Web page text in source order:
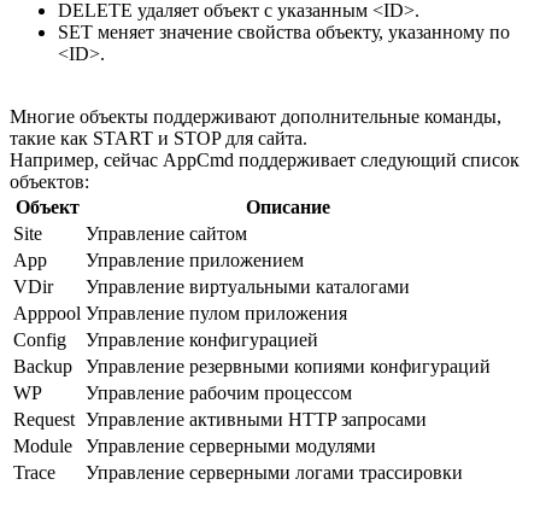
DELETE удаляет объект с указанным <ID>.
SET меняет значение свойства объекту, указанному по
<ID>.
Многие объекты поддерживают дополнительные команды,
такие как START и STOP для сайта.
Например, сейчас AppCmd поддерживает следующий список
объектов:
Объект
Описание
Site
Управление сайтом
App
Управление приложением
VDir
Управление виртуальными каталогами
Apppool Управление пулом приложения
Config
Управление конфигурацией
Backup
Управление резервными копиями конфигураций
WP
Управление рабочим процессом
Request Управление активными HTTP запросами
Module
Управление серверными модулями
Trace
Управление серверными логами трассировки